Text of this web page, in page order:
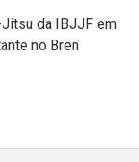
da IBJJF em
no Bren